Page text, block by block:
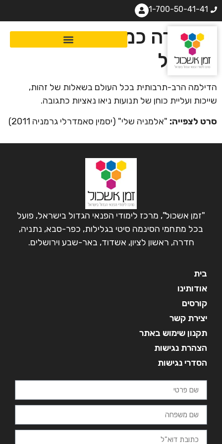
1-700-50-41-41
ההגירה כמצב נפשי
מבלבל
הדילמה הרב-תרבותית בכל העולם בשאלות של זהות,
שייכות ועליית כוחן של תנועות ניאו נאציות כתגובה.
סרט לצפייה: "אלמניה שלי" (יסמין סאמדרלי גרמניה 2011)
"זמן אשכול", מרכז לימודי הפנאי הגדול בישראל, פועל
בכל מתחמי הסינמה סיטי בגלילות, כפר-סבא, נתניה,
חדרה, ראשון לציון, אשדוד, באר-שבע וירושלים.
בית
אודותינו
קורסים
יצירת קשר
תקנון שימוש באתר
הצהרת נגישות
הסדרי נגישות